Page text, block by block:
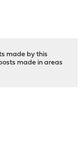
made by this
made in areas